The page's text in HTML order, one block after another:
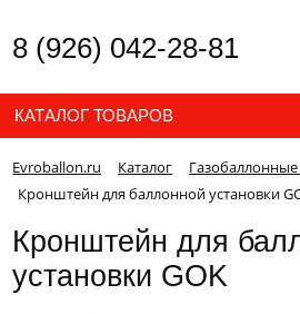
8 (926) 042-28-81
КАТАЛОГ ТОВАРОВ
Evroballon.ru Каталог
Кронштейн для баллонной установки
Кронштейн для
установки GOK